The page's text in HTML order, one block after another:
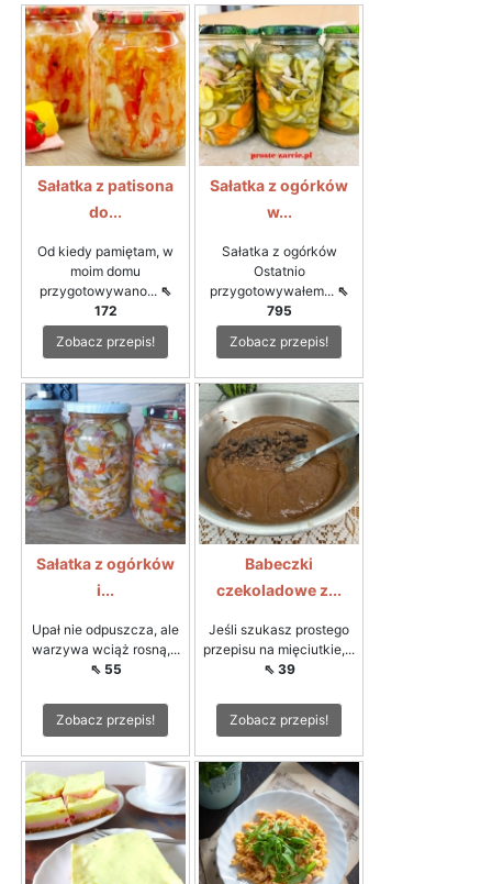
Sałatka z patisona
do...
Od kiedy pamiętam, w
moim domu
przygotowywano... ⇖
172
Zobacz przepis!
Sałatka z ogórków
w...
Sałatka z ogórków
Ostatnio
przygotowywałem... ⇖
795
Zobacz przepis!
Sałatka z ogórków
i...
Upał nie odpuszcza, ale
warzywa wciąż rosną,...
⇖ 55
Zobacz przepis!
Babeczki
czekoladowe z...
Jeśli szukasz prostego
przepisu na mięciutkie,...
⇖ 39
Zobacz przepis!